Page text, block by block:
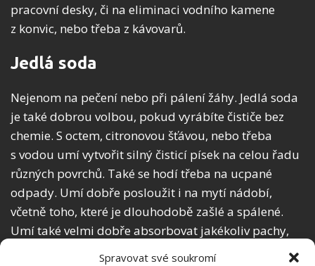
Spravovat své soukromí
pracovní desky, či na eliminaci vodního kamene
z konvic, nebo třeba z kávovarů.
Jedlá soda
Nejenom na pečení nebo při pálení žáhy. Jedlá soda
je také dobrou volbou, pokud vyrábíte čističe bez
chemie. S octem, citronovou šťávou, nebo třeba
s vodou umí vytvořit silný čisticí písek na celou řadu
různých povrchů. Také se hodí třeba na ucpané
odpady. Umí dobře posloužit i na mytí nádobí,
včetně toho, které je dlouhodobě zašlé a spálené.
Umí také velmi dobře absorbovat jakékoliv pachy,